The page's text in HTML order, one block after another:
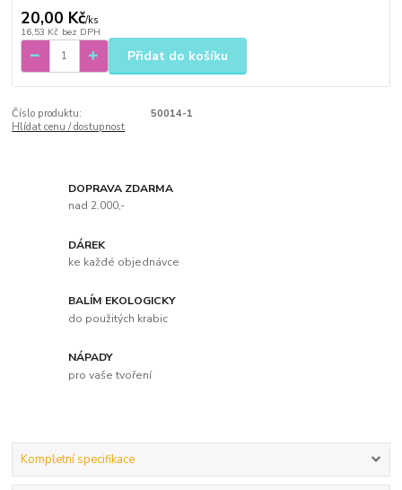
20,00 Kč/ks
16,53 Kč bez DPH
Přidat do košíku
Číslo produktu:
50014-1
Hlídat cenu / dostupnost
DOPRAVA ZDARMA
nad 2.000,-
DÁREK
ke každé objednávce
BALÍM EKOLOGICKY
do použitých krabic
NÁPADY
pro vaše tvoření
Kompletní specifikace